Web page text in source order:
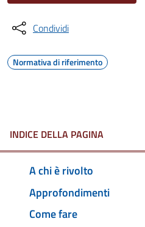
Condividi
Normativa di riferimento
INDICE DELLA PAGINA
A chi è rivolto
Approfondimenti
Come fare